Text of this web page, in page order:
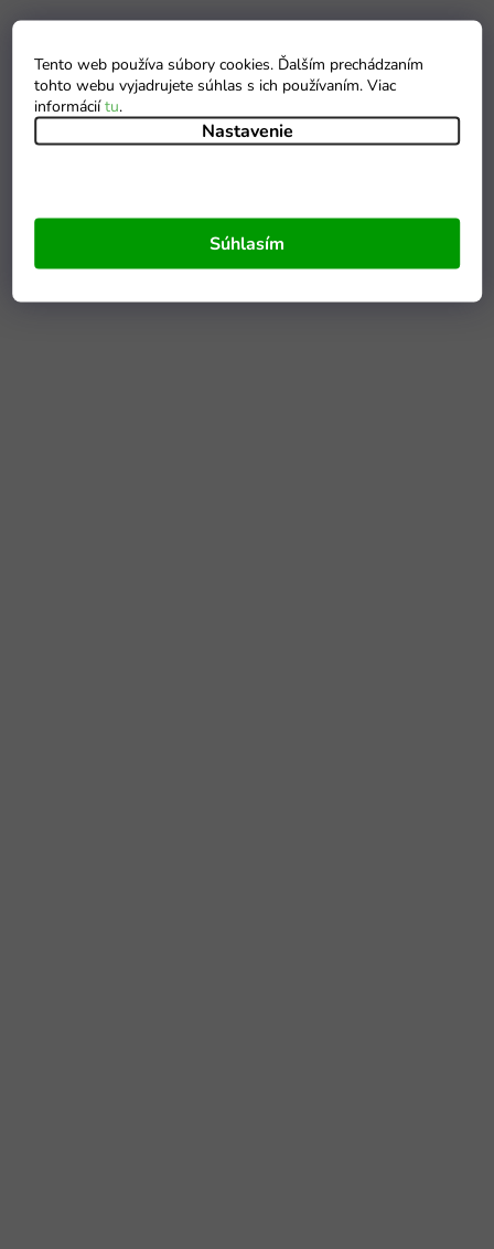
Tento web používa súbory cookies. Ďalším prechádzaním
tohto webu vyjadrujete súhlas s ich používaním. Viac
informáciítu.
Nastavenie
Súhlasím